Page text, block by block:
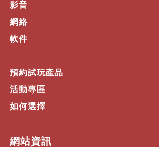
影音
網絡
軟件
預約試玩產品
活動專區
如何選擇
​網站資訊